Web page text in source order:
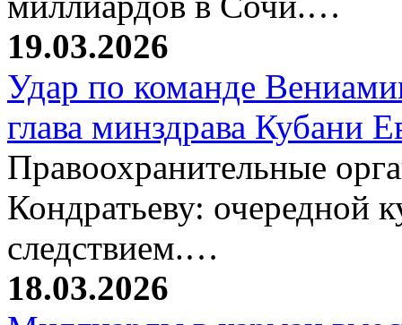
19.03.2026
Удар по команде
глава минздрава Кубани
Правоохранительные
Кондратьеву: очередной
следствием.…
18.03.2026